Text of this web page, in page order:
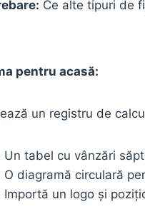
Ce alte tipuri de
pentru acasă:
un registru de
Un tabel cu vânzări
O diagramă circulară
Importă un logo și